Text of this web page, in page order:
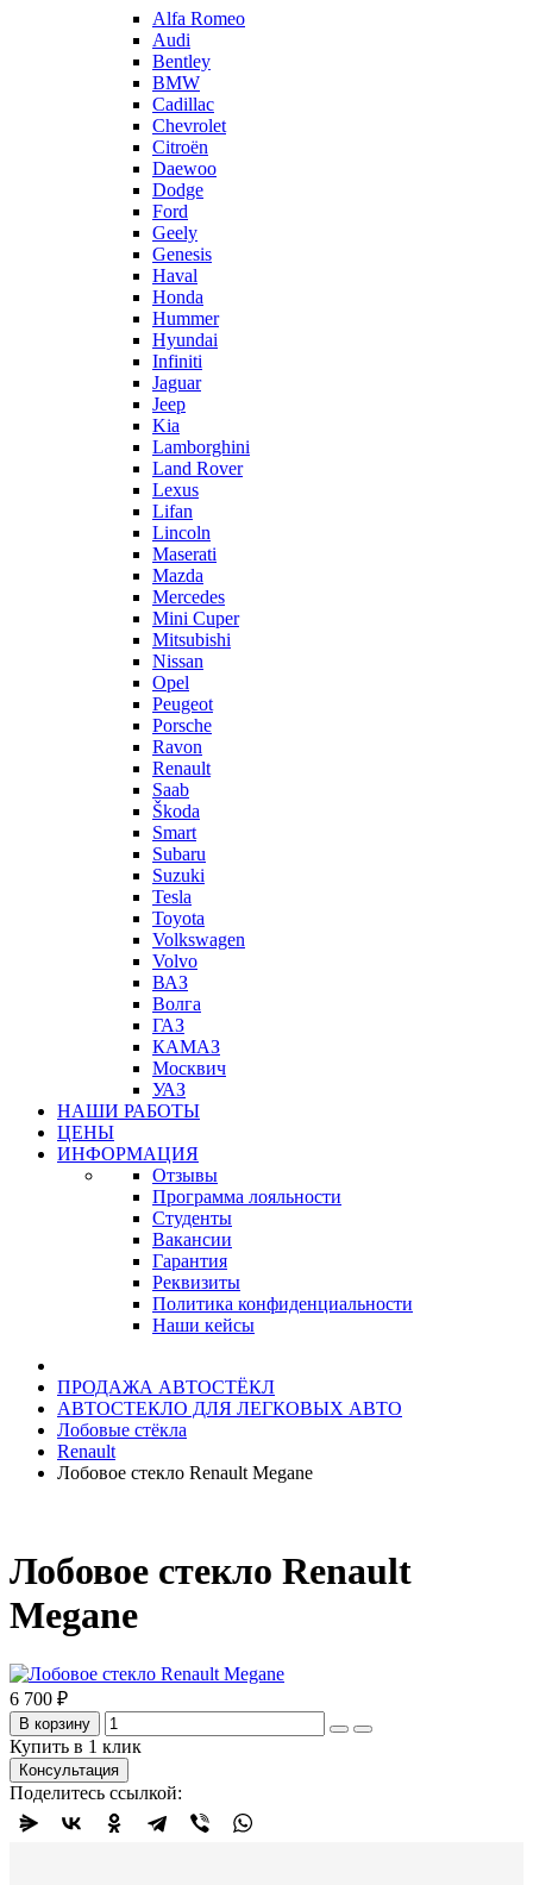
Alfa Romeo
Audi
Bentley
BMW
Cadillac
Chevrolet
Citroën
Daewoo
Dodge
Ford
Geely
Genesis
Haval
Honda
Hummer
Hyundai
Infiniti
Jaguar
Jeep
Kia
Lamborghini
Land Rover
Lexus
Lifan
Lincoln
Maserati
Mazda
Mercedes
Mini Cuper
Mitsubishi
Nissan
Opel
Peugeot
Porsche
Ravon
Renault
Saab
Škoda
Smart
Subaru
Suzuki
Tesla
Toyota
Volkswagen
Volvo
ВАЗ
Волга
ГАЗ
КАМАЗ
Москвич
УАЗ
НАШИ РАБОТЫ
ЦЕНЫ
ИНФОРМАЦИЯ
Отзывы
Программа лояльности
Студенты
Вакансии
Гарантия
Реквизиты
Политика конфиденциальности
Наши кейсы
ПРОДАЖА АВТОСТЁКЛ
АВТОСТЕКЛО ДЛЯ ЛЕГКОВЫХ АВТО
Лобовые стёкла
Renault
Лобовое стекло Renault Megane
Лобовое стекло Renault
Megane
6 700 ₽
В корзину
Купить в 1 клик
Консультация
Поделитесь ссылкой: